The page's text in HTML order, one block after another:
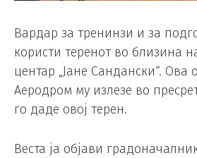
Вардар за тренинзи и за
користи теренот во близина
центар „Јане Сандански“.
Аеродром му излезе во
го даде овој терен.
Веста ја објави